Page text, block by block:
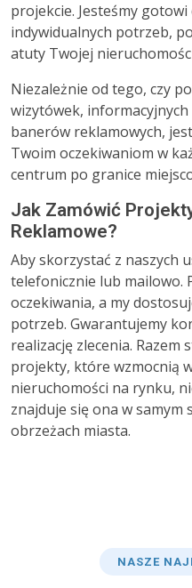
projekcie. Jesteśmy
indywidualnych potrzeb,
atuty Twojej nieruchomości
Niezależnie od tego, czy
wizytówek,
banerów reklamowych,
Twoim oczekiwaniom w
centrum po granice
Jak Zamówić
Reklamowe?
Aby skorzystać z naszych
telefonicznie lub mailowo.
oczekiwania, a my
potrzeb. Gwarantujemy
realizację zlecenia.
projekty, które wzmocnią
nieruchomości na rynku,
znajduje się ona w samym
obrzeżach miasta.
NASZE